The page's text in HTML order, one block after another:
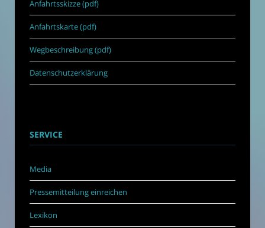
Anfahrtsskizze (pdf)
Anfahrtskarte (pdf)
Wegbeschreibung (pdf)
Datenschutzerklärung
SERVICE
Media
Pressemitteilung einreichen
Lexikon